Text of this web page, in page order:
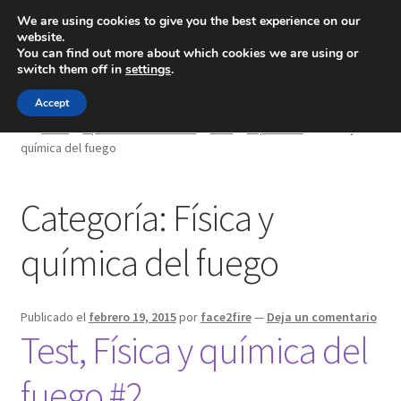
Inicio
Blog
Contacto
química del fuego
Categoría: Física y
química del fuego
Publicado el febrero 19, 2015por face2fire— Deja un comentario
Test, Física y química del
We are using cookies to give you the best experience on our
website.
You can find out more about which cookies we are using or
switch them off in settings.
Accept